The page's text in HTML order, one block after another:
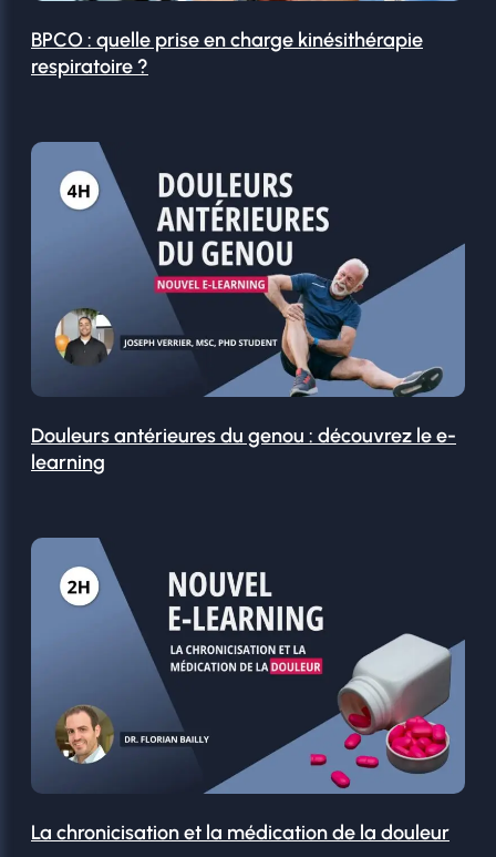
BPCO : quelle prise en charge kinésithérapie
respiratoire ?
Douleurs antérieures du genou : découvrez le e-
learning
La chronicisation et la médication de la douleur